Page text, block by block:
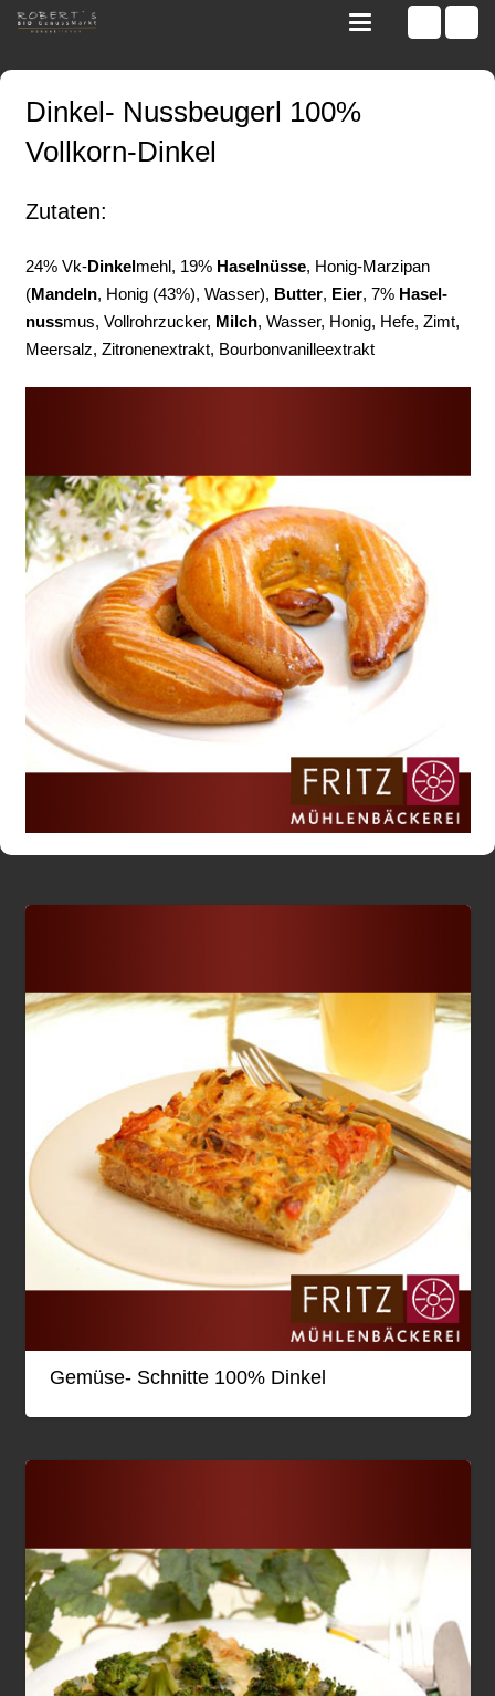
Dinkel- Nussbeugerl 100%
Vollkorn-Dinkel
Zutaten:
24% Vk-Dinkel­mehl, 19% Hasel­nüsse, Honig-­Marzipan
(Mandeln, Honig (43%), Wasser), Butter, Eier, 7% Hasel­
nuss­mus, Voll­rohr­zucker, Milch, Wasser, Honig, Hefe, Zimt,
Meer­salz, Zitronen­extrakt, Bourbon­vanille­extrakt
Gemüse- Schnitte 100% Dinkel